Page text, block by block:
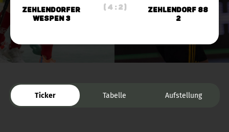
Zehlendorfer
Wespen 3
( 4 : 2 )
Zehlendorf 88
2
Ticker Tabelle Aufstellung